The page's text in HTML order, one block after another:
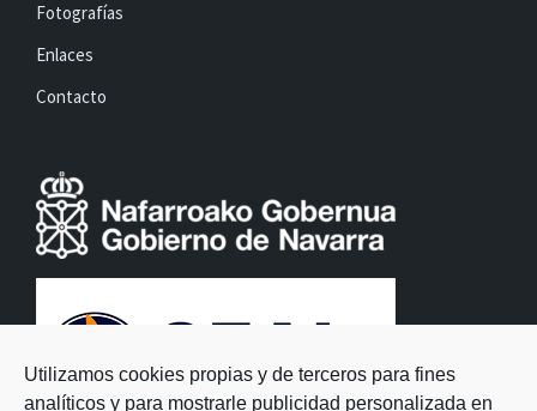
Utilizamos cookies propias y de terceros para fines
analíticos y para mostrarle publicidad personalizada en
Fotografías
Enlaces
Contacto